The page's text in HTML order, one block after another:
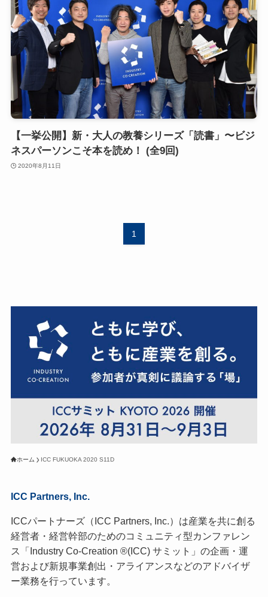
【一挙公開】新・大人の教養シリーズ「読書」〜ビジ
ネスパーソンこそ本を読め！ (全9回)
2020年8月11日
1
ホーム ICC FUKUOKA 2020 S11D
ICC Partners, Inc.
ICCパートナーズ（ICC Partners, Inc.）は産業を共に創る
経営者・経営幹部のためのコミュニティ型カンファレン
ス「Industry Co-Creation ®(ICC) サミット」の企画・運
営および新規事業創出・アライアンスなどのアドバイザ
ー業務を行っています。